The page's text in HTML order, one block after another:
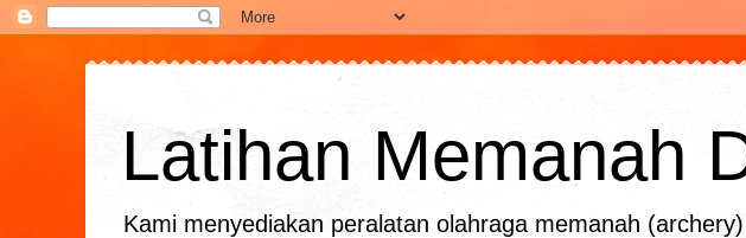
Latihan Memanah
Kami menyediakan peralatan olahraga memanah